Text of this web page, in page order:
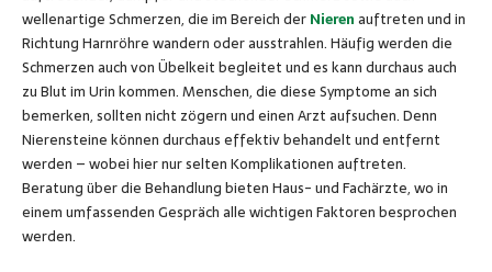
wellenartige Schmerzen, die im Bereich derNierenauftreten und in
Richtung Harnröhre wandern oder ausstrahlen. Häufig werden die
Schmerzen auch von Übelkeit begleitet und es kann durchaus auch
zu Blut im Urin kommen. Menschen, die diese Symptome an sich
bemerken, sollten nicht zögern und einen Arzt aufsuchen. Denn
Nierensteine können durchaus effektiv behandelt und entfernt
werden – wobei hier nur selten Komplikationen auftreten.
Beratung über die Behandlung bieten Haus- und Fachärzte, wo in
einem umfassenden Gespräch alle wichtigen Faktoren besprochen
werden.